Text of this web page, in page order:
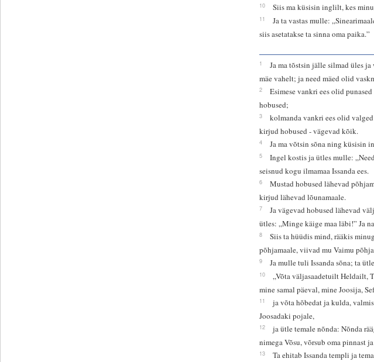
10 Siis ma küsisin inglilt, kes
11
Ja ta vastas mulle:
siis asetatakse ta sinna oma paika.”
1
Ja ma tõstsin jälle silmad üles
mäe vahelt; ja need mäed olid
2
Esimese vankri ees olid
hobused;
3
kolmanda vankri ees olid
kirjud hobused - vägevad kõik.
4 Ja ma võtsin sõna ning küsisin
5
Ingel kostis ja ütles mulle:
seisnud kogu ilmamaa Issanda ees.
6
Mustad hobused lähevad
kirjud lähevad lõunamaale.
7
Ja vägevad hobused lähevad
ütles: „Minge käige maa läbi!” Ja
8
Siis ta hüüdis mind, rääkis
põhjamaale, viivad mu Vaimu
9 Ja mulle tuli Issanda sõna; ta
10
„Võta väljasaadetuilt Heldailt,
mine samal päeval, mine Joosija,
11
ja võta hõbedat ja kulda,
Joosadaki pojale,
12
ja ütle temale nõnda: Nõnda
nimega Võsu, võrsub oma pinnast
13
Ta ehitab Issanda templi ja